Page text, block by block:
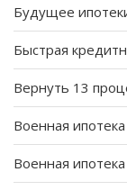
Будущее
Быстрая
Вернуть 13
Военная ипотека
Военная